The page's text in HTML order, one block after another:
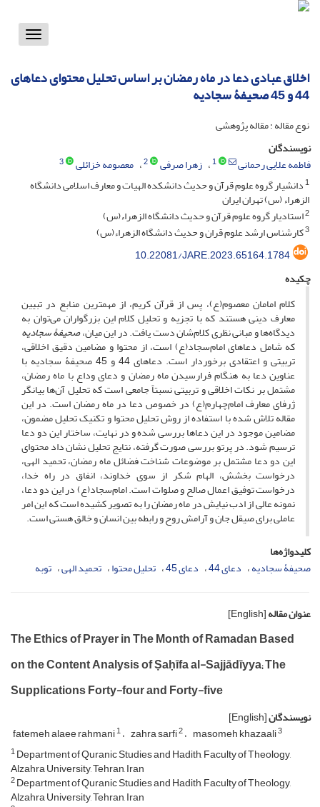
Toggle
اخلاق عبادی دعا در ماه رمضان بر اساس تحلیل محتوای دعاهای
44 و 45 صحیفۀ سجادیه
نوع مقاله : مقاله پژوهشی
نویسندگان
فاطمه علایی رحمانی
1 زهرا صرفی 2 معصومه خزائلی
3
1دانشیار گروه علوم قرآن و حدیث دانشکده الهیات و معارف اسلامی دانشگاه
الزهراء (س) تهران ایران
2استادیار گروه علوم قرآن و حدیث دانشگاه الزهراء(س)
3کارشناس ارشد علوم قران و حدیث دانشگاه الزهراء(س)
10.22081/JARE.2023.65164.1784
چکیده
کلام امامان معصوم(ع)، پس از قرآن کریم، از مهمترین منابع در تبیین
معارف دینی هستند که با تجزیه و تحلیل کلام این بزرگواران می‌توان به
دیدگاه‌ها و مبانی نظری کلام‌شان دست یافت. در این میان،صحیفۀ سجادیه
که شامل دعاهای امام‌سجاد(ع) است، از محتوا و مضامین دقیق اخلاقی،
تربیتی و اعتقادی برخوردار است. دعاهای 44 و 45 صحیفۀ سجادیه با
عناوین دعا به هنگام فرارسیدن ماه رمضان و دعای وداع با ماه رمضان،
مشتمل بر نکات اخلاقی و تربیتی نسبتاً جامعی است که تحلیل آن‌ها بیانگر
ژرفای معارف امام‌چهارم(ع) در خصوص دعا در ماه رمضان است. در این
مقاله تلاش شده با استفاده از روش تحلیل محتوا و تکنیک تحلیل مضمون،
مضامین موجود در این دعاها بررسی شده و در نهایت، ساختار این دو دعا
ترسیم شود. در پرتو بررسی صورت گرفته، نتایج تحلیل نشان داد محتوای
این دو دعا مشتمل بر موضوعات شناخت فضائل ماه رمضان، تحمید الهی،
درخواست بخشش، الهام شکر از سوی خداوند، انفاق در راه خدا،
درخواست توفیق اعمال صالح و صلوات است. امام‌سجاد(ع) در این دو دعا،
نمونه عالی از ادب نیایش در ماه رمضان را به تصویر کشیده است که این امر
عاملی برای صیقل جان و آرامش روح و رابطه بین انسان و خالق هستی است.
کلیدواژه‌ها
صحیفۀ سجادیه دعای 44 دعای 45 تحلیل محتوا تحمید الهی توبه
عنوان مقاله[English]
The Ethics of Prayer in The Month of Ramadan Based
on the Content Analysis of Ṣaḥīfa al-Sajjādīyya; The
Supplications Forty-four and Forty-five
نویسندگان[English]
fatemeh alaee rahmani1 zahra sarfi2 masomeh khazaali3
1Department of Quranic Studies and Hadith, Faculty of Theology,
Alzahra University, Tehran, Iran
2Department of Quranic Studies and Hadith, Faculty of Theology,
Alzahra University, Tehran, Iran